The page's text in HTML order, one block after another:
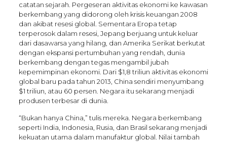
catatan sejarah. Pergeseran aktivitas ekonomi ke kawasan
berkembang yang didorong oleh krisis keuangan 2008
dan akibat resesi global. Sementara Eropa tetap
terperosok dalam resesi, Jepang berjuang untuk keluar
dari dasawarsa yang hilang, dan Amerika Serikat berkutat
dengan ekspansi pertumbuhan yang rendah, dunia
berkembang dengan tegas mengambil jubah
kepemimpinan ekonomi. Dari $1,8 triliun aktivitas ekonomi
global baru pada tahun 2013, China sendiri menyumbang
$1 triliun, atau 60 persen. Negara itu sekarang menjadi
produsen terbesar di dunia.
“Bukan hanya China,” tulis mereka. Negara berkembang
seperti India, Indonesia, Rusia, dan Brasil sekarang menjadi
kekuatan utama dalam manufaktur global. Nilai tambah